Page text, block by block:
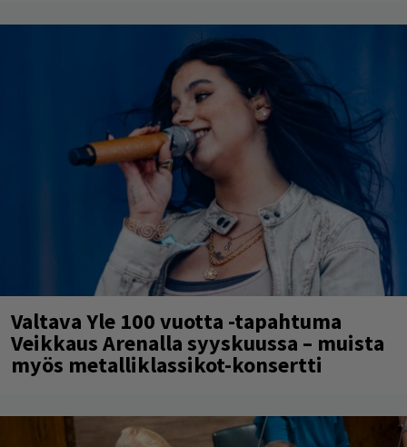
Valtava Yle 100 vuotta -tapahtuma
Veikkaus Arenalla syyskuussa – muista
myös metalliklassikot-konsertti